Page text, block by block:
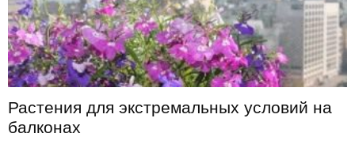
Растения для экстремальных условий на
балконах